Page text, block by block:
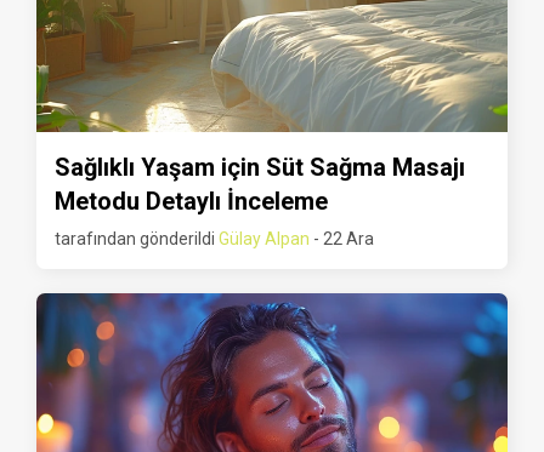
Sağlıklı Yaşam için Süt Sağma Masajı
Metodu Detaylı İnceleme
tarafından gönderildi Gülay Alpan - 22 Ara